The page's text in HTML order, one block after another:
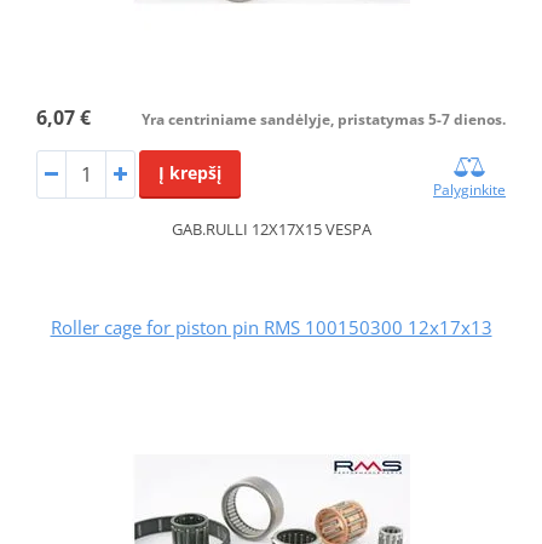
6,07 € Yra centriniame sandėlyje, pristatymas 5-7 dienos.
Į krepšį
Palyginkite
GAB.RULLI 12X17X15 VESPA
Roller cage for piston pin RMS 100150300 12x17x13